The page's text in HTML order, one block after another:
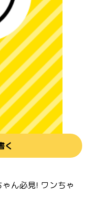
く
ん必見! ワンちゃ